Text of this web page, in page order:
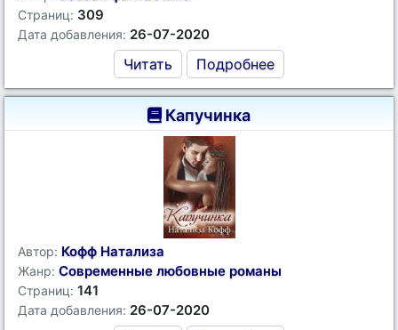
Страниц: 309
Дата добавления: 26-07-2020
Читать Подробнее
Капучинка
Автор: Кофф Натализа
Жанр: Современные любовные романы
Страниц: 141
Дата добавления: 26-07-2020